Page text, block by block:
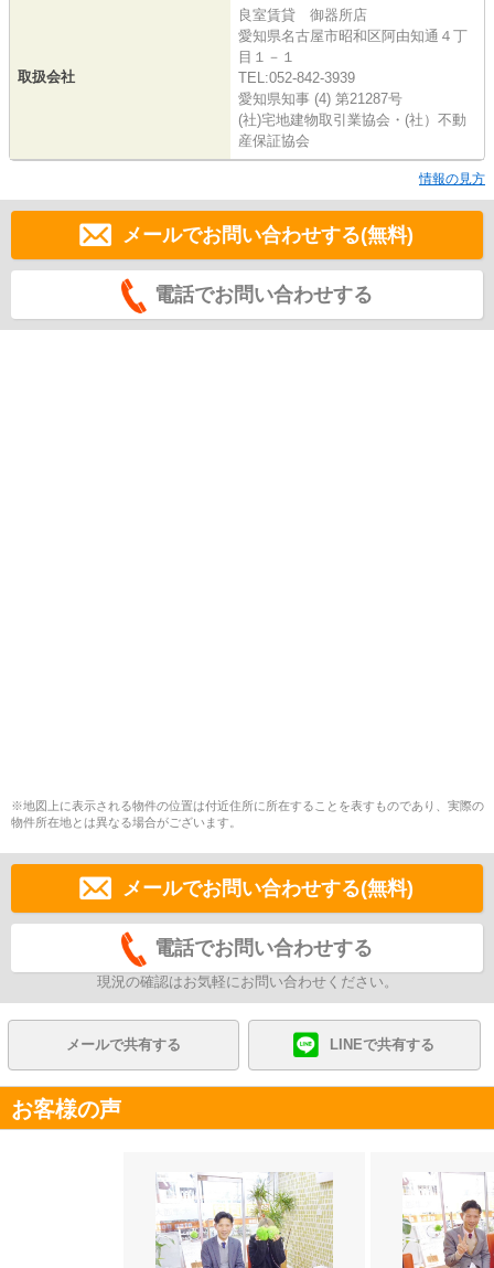
取扱会社
良室賃貸 御器所店
愛知県名古屋市昭和区阿由知通４丁
目１－１
TEL:052-842-3939
愛知県知事 (4) 第21287号
(社)宅地建物取引業協会・(社）不動
産保証協会
情報の見方
メールでお問い合わせする(無料)
電話でお問い合わせする
※地図上に表示される物件の位置は付近住所に所在することを表すものであり、実際の
物件所在地とは異なる場合がございます。
メールでお問い合わせする(無料)
電話でお問い合わせする
現況の確認はお気軽にお問い合わせください。
メールで共有する LINEで共有する
お客様の声